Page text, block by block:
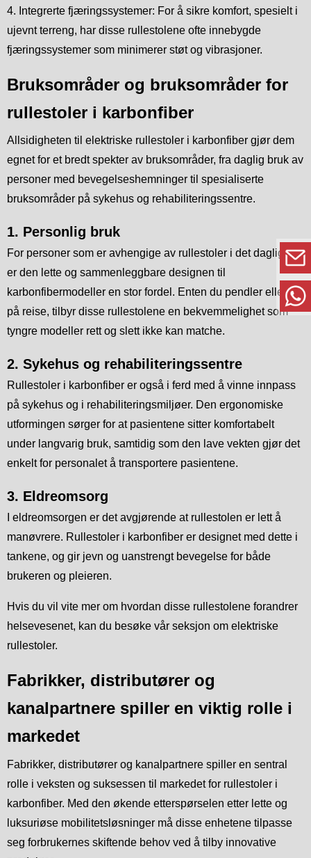
4. Integrerte fjæringssystemer: For å sikre komfort, spesielt i
ujevnt terreng, har disse rullestolene ofte innebygde
fjæringssystemer som minimerer støt og vibrasjoner.
Bruksområder og bruksområder for
rullestoler i karbonfiber
Allsidigheten til elektriske rullestoler i karbonfiber gjør dem
egnet for et bredt spekter av bruksområder, fra daglig bruk av
personer med bevegelseshemninger til spesialiserte
bruksområder på sykehus og rehabiliteringssentre.
1. Personlig bruk
For personer som er avhengige av rullestoler i det daglige,
er den lette og sammenleggbare designen til
karbonfibermodeller en stor fordel. Enten du pendler eller er
på reise, tilbyr disse rullestolene en bekvemmelighet som
tyngre modeller rett og slett ikke kan matche.
2. Sykehus og rehabiliteringssentre
Rullestoler i karbonfiber er også i ferd med å vinne innpass
på sykehus og i rehabiliteringsmiljøer. Den ergonomiske
utformingen sørger for at pasientene sitter komfortabelt
under langvarig bruk, samtidig som den lave vekten gjør det
enkelt for personalet å transportere pasientene.
3. Eldreomsorg
I eldreomsorgen er det avgjørende at rullestolen er lett å
manøvrere. Rullestoler i karbonfiber er designet med dette i
tankene, og gir jevn og uanstrengt bevegelse for både
brukeren og pleieren.
Hvis du vil vite mer om hvordan disse rullestolene forandrer
helsevesenet, kan du besøke vår seksjon om elektriske
rullestoler.
Fabrikker, distributører og
kanalpartnere spiller en viktig rolle i
markedet
Fabrikker, distributører og kanalpartnere spiller en sentral
rolle i veksten og suksessen til markedet for rullestoler i
karbonfiber. Med den økende etterspørselen etter lette og
luksuriøse mobilitetsløsninger må disse enhetene tilpasse
seg forbrukernes skiftende behov ved å tilby innovative